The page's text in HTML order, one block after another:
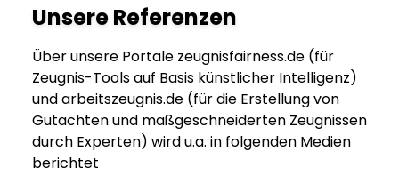
Unsere Referenzen
Über unsere Portale zeugnisfairness.de (für
Zeugnis-Tools auf Basis künstlicher Intelligenz)
und arbeitszeugnis.de (für die Erstellung von
Gutachten und maßgeschneiderten Zeugnissen
durch Experten) wird u.a. in folgenden Medien
berichtet